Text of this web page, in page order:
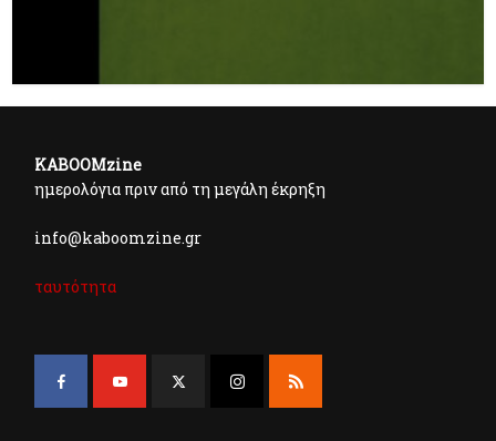
KABOOMzine
ημερολόγια πριν από τη μεγάλη έκρηξη
info@kaboomzine.gr
ταυτότητα